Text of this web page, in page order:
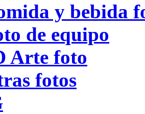
y bebida
de equipo
Arte foto
fotos